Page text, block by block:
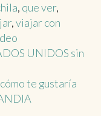
, que ver,
,viajar con
UNIDOS sin
te gustaría